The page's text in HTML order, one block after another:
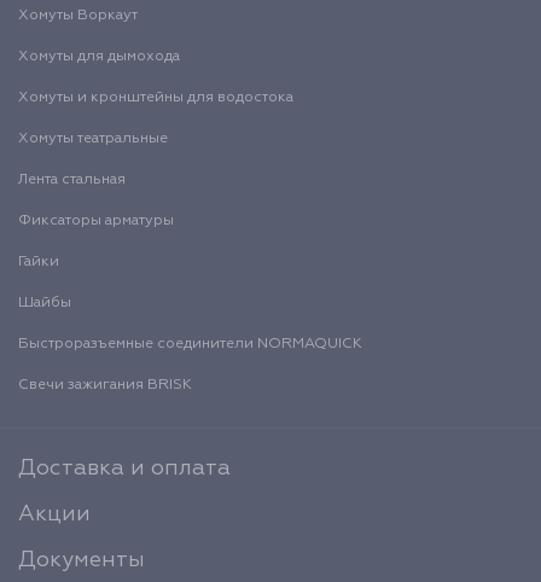
Хомуты Воркаут
Хомуты для дымохода
Хомуты и кронштейны для водостока
Хомуты театральные
Лента стальная
Фиксаторы арматуры
Гайки
Шайбы
Быстроразъемные соединители NORMAQUICK
Свечи зажигания BRISK
Доставка и оплата
Акции
Документы